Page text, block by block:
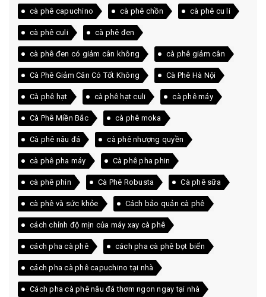
cà phê capuchino cà phê chồn cà phê cu li
cà phê culi cà phê đen
cà phê đen có giảm cân không cà phê giảm cân
Cà Phê Giảm Cân Có Tốt Không Cà Phê Hà Nội
Cà phê hạt cà phê hạt culi cà phê máy
Cà Phê Miền Bắc cà phê moka
Cà phê nâu đá cà phê nhượng quyền
cà phê pha máy Cà phê pha phin
cà phê phin Cà Phê Robusta Cà phê sữa
cà phê và sức khỏe Cách bảo quản cà phê
cách chỉnh độ mịn của máy xay cà phê
cách pha cà phê cách pha cà phê bọt biển
cách pha cà phê capuchino tại nhà
Cách pha cà phê nâu đá thơm ngon ngay tại nhà